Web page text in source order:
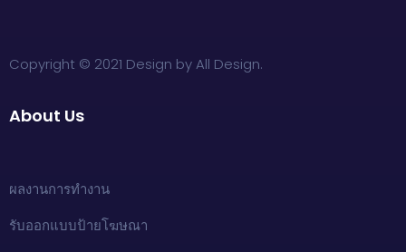
Copyright © 2021 Design by All Design.
About Us
ผลงานการทำงาน
รับออกแบบป้ายโฆษณา